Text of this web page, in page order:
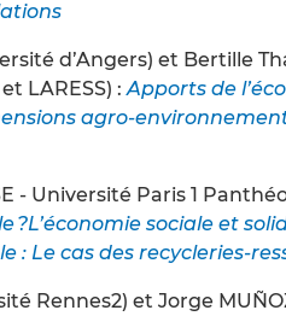
d’Angers) et Bertille
LARESS) :Apports de
agro-
- Université Paris 1
?L’économie sociale et
: Le cas des recycleries-
Rennes2) et Jorge